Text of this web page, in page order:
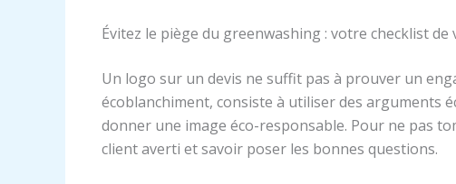
Évitez le piège du greenwashing : votre checklist de
Un logo sur un devis ne suffit pas à prouver un
écoblanchiment, consiste à utiliser des arguments
donner une image éco-responsable. Pour ne pas
client averti et savoir poser les bonnes questions.